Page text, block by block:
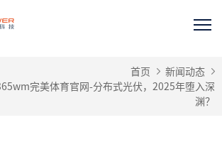
首页
新闻动态
完美体育官网-分布式光伏，2025年堕入深
渊？